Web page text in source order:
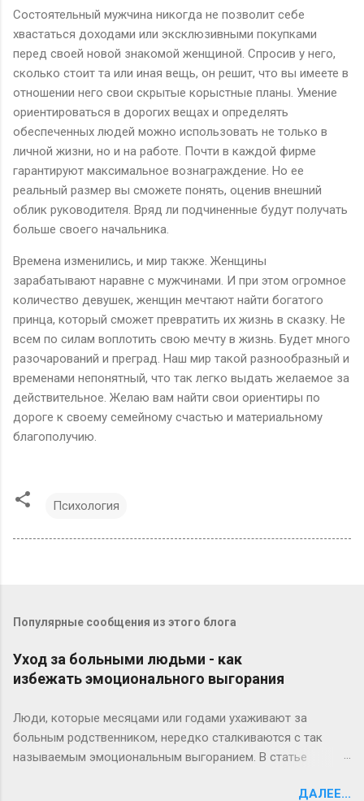
Состоятельный мужчина никогда не позволит себе
хвастаться доходами или эксклюзивными покупками
перед своей новой знакомой женщиной. Спросив у него,
сколько стоит та или иная вещь, он решит, что вы имеете в
отношении него свои скрытые корыстные планы. Умение
ориентироваться в дорогих вещах и определять
обеспеченных людей можно использовать не только в
личной жизни, но и на работе. Почти в каждой фирме
гарантируют максимальное вознаграждение. Но ее
реальный размер вы сможете понять, оценив внешний
облик руководителя. Вряд ли подчиненные будут получать
больше своего начальника.
Времена изменились, и мир также. Женщины
зарабатывают наравне с мужчинами. И при этом огромное
количество девушек, женщин мечтают найти богатого
принца, который сможет превратить их жизнь в сказку. Не
всем по силам воплотить свою мечту в жизнь. Будет много
разочарований и преград. Наш мир такой разнообразный и
временами непонятный, что так легко выдать желаемое за
действительное. Желаю вам найти свои ориентиры по
дороге к своему семейному счастью и материальному
благополучию.
Психология
Популярные сообщения из этого блога
Уход за больными людьми - как
избежать эмоционального выгорания
Люди, которые месяцами или годами ухаживают за
больным родственником, нередко сталкиваются с так
называемым эмоциональным выгоранием. В статье
которые помогут вам избежать этого тяжелого состояния.
ДАЛЕЕ...